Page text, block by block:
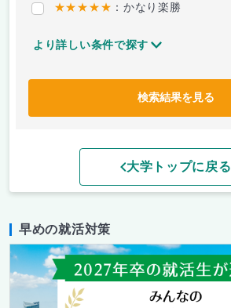
★★★★★ ：かなり楽勝
より詳しい条件で探す
検索結果を見る
大学トップに戻る
早めの就活対策